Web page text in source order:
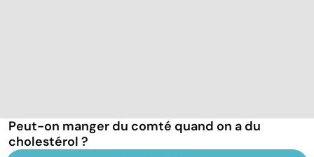
Peut-on manger du comté quand on a du
cholestérol ?